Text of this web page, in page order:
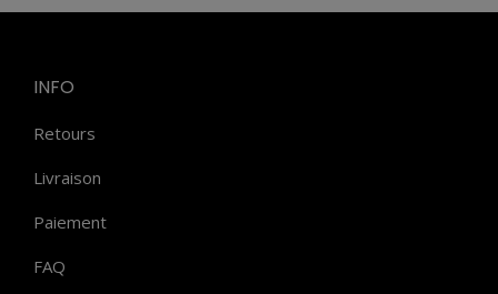
INFO
Retours
Livraison
Paiement
FAQ